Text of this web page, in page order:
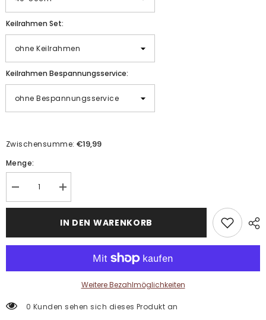
Keilrahmen Set:
Keilrahmen Bespannungsservice:
Zwischensumme:€19,99
Menge:
Menge
verringern
für
Abstraktes
Menge
erhöhen
für
nach
Abstraktes
Palmblatt
IN DEN WARENKORB
Weitere Bezahlmöglichkeiten
0 Kunden sehen sich dieses Produkt an